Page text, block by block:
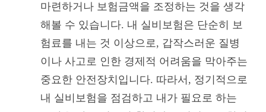
마련하거나 보험금액을 조정하는 것을 생각
해볼 수 있습니다. 내 실비보험은 단순히 보
험료를 내는 것 이상으로, 갑작스러운 질병
이나 사고로 인한 경제적 어려움을 막아주는
중요한 안전장치입니다. 따라서, 정기적으로
내 실비보험을 점검하고 내가 필요로 하는